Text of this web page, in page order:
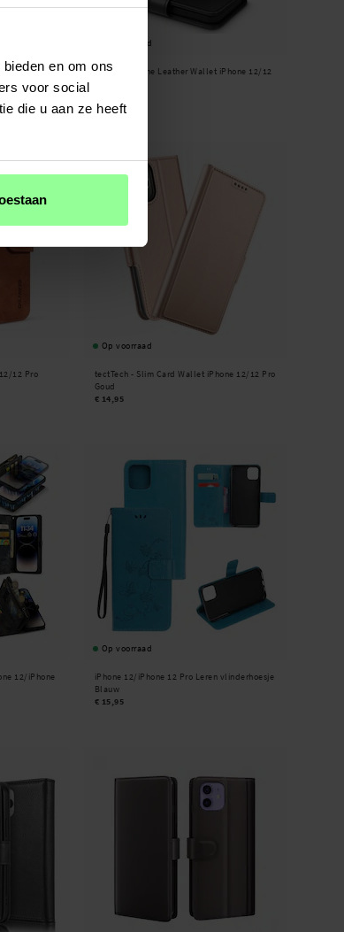
en om ons
voor social
die u aan ze heeft
tas
Op voorraad
Effeir -
Genuine Leather Wallet iPhone 12/12
12 Pro
Op voorraad
tectTech - Slim Card Wallet iPhone 12/12 Pro
Goud
€ 14,95
12/iPhone
Op voorraad
iPhone 12/iPhone 12 Pro Leren vlinderhoesje
Blauw
€ 15,95